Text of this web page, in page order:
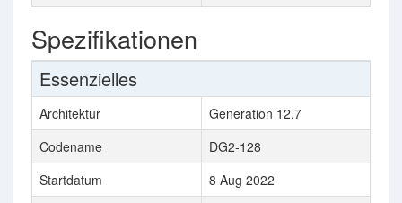
Spezifikationen
Essenzielles
Architektur
Generation 12.7
Codename
DG2-128
Startdatum
8 Aug 2022